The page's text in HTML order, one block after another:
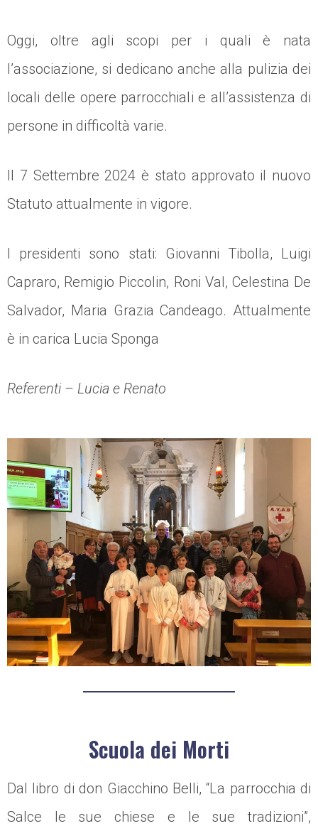
Oggi, oltre agli scopi per i quali è nata
l’associazione, si dedicano anche alla pulizia dei
locali delle opere parrocchiali e all’assistenza di
persone in difficoltà varie.
Il 7 Settembre 2024 è stato approvato il nuovo
Statuto attualmente in vigore.
I presidenti sono stati: Giovanni Tibolla, Luigi
Capraro, Remigio Piccolin, Roni Val, Celestina De
Salvador, Maria Grazia Candeago. Attualmente
è in carica Lucia Sponga
Referenti – Lucia e Renato
Scuola dei Morti
Dal libro di don Giacchino Belli, “La parrocchia di
Salce le sue chiese e le sue tradizioni”,